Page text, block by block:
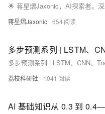
蒋星熠Jaxonic 654
荔枝科研社 1041
AI 基础知识从 0.3 到